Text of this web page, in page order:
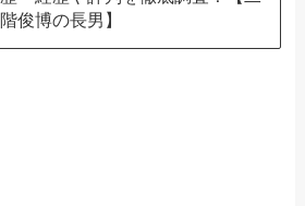
階俊博の長男】